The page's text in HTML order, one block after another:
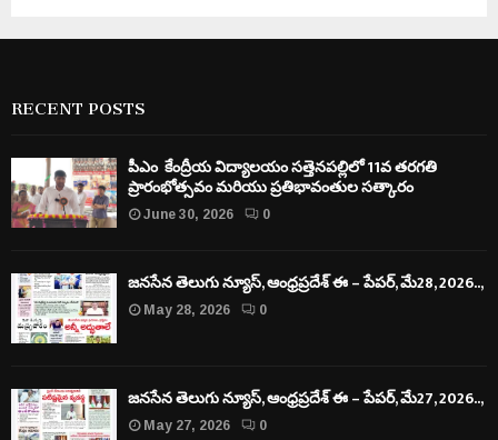
RECENT POSTS
పీఎం కేంద్రీయ విద్యాలయం సత్తెనపల్లిలో 11వ తరగతి
ప్రారంభోత్సవం మరియు ప్రతిభావంతుల సత్కారం
June 30, 2026
0
జనసేన తెలుగు న్యూస్, ఆంధ్రప్రదేశ్ ఈ – పేపర్, మే28, 2026..,
May 28, 2026
0
జనసేన తెలుగు న్యూస్, ఆంధ్రప్రదేశ్ ఈ – పేపర్, మే27, 2026..,
May 27, 2026
0